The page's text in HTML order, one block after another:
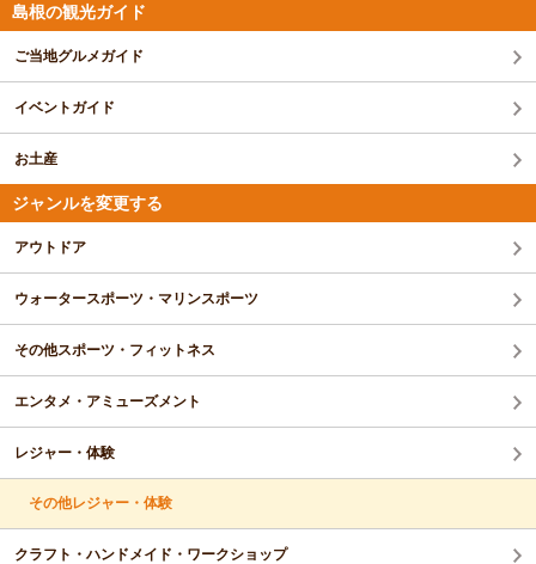
島根の観光ガイド
ご当地グルメガイド
イベントガイド
お土産
ジャンルを変更する
アウトドア
ウォータースポーツ・マリンスポーツ
その他スポーツ・フィットネス
エンタメ・アミューズメント
レジャー・体験
その他レジャー・体験
クラフト・ハンドメイド・ワークショップ